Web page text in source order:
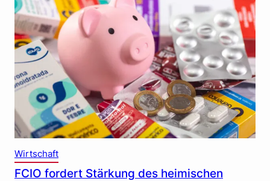
Wirtschaft
FCIO fordert Stärkung des heimischen